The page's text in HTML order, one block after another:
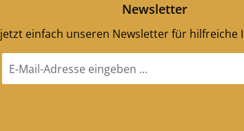
Newsletter
einfach unseren Newsletter für
Mail-